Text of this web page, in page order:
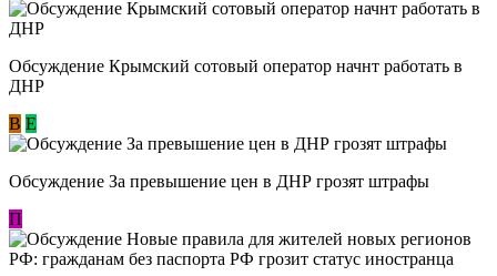
Обсуждение Крымский сотовый оператор начнт работать в
ДНР
В E
Обсуждение За превышение цен в ДНР грозят штрафы
П